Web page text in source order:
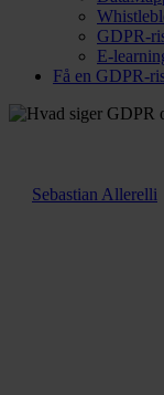
GDPR-
E-
Få en GDPR-
Sebastian Allerelli